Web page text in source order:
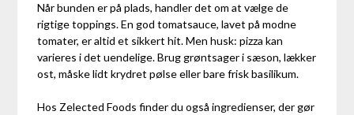
Når bunden er på plads, handler det om at vælge de
rigtige toppings. En god tomatsauce, lavet på modne
tomater, er altid et sikkert hit. Men husk: pizza kan
varieres i det uendelige. Brug grøntsager i sæson, lækker
ost, måske lidt krydret pølse eller bare frisk basilikum.
Hos Zelected Foods finder du også ingredienser, der gør